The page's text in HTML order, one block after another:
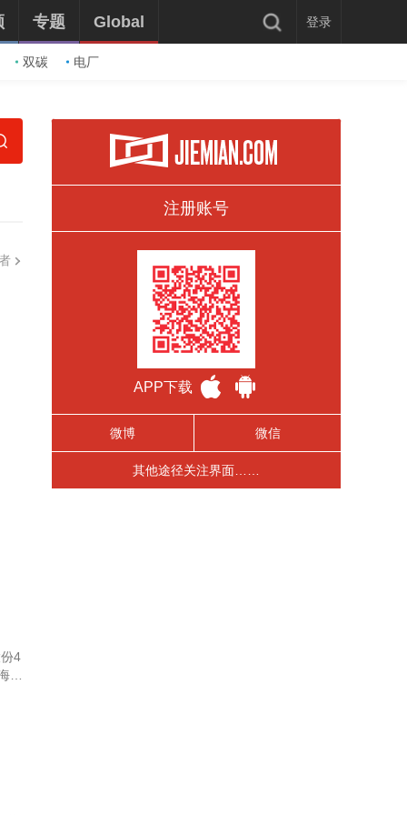
双碳 电厂
专题 Global 登录
4
锅
注册账号
APP下载
微博 微信
其他途径关注界面……